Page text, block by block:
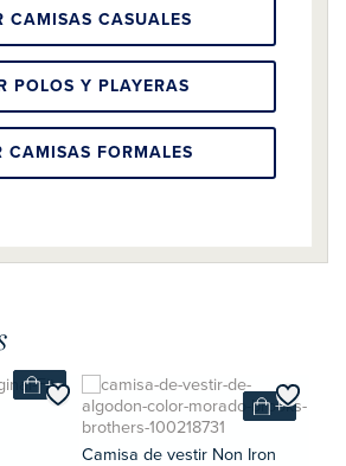
CAMISAS CASUALES
POLOS Y PLAYERAS
CAMISAS FORMALES
+
+
Camisa de vestir Non Iron